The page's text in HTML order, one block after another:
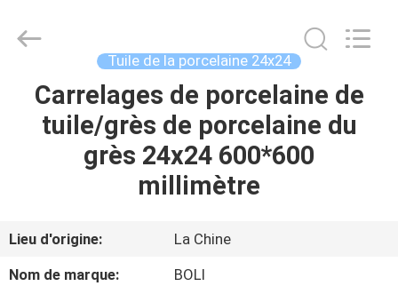
MAISON
VIDÉOS
CERAMICS
Reserved.
Tuile de la porcelaine 24x24
Carrelages de porcelaine de
tuile/grès de porcelaine du
grès 24x24 600*600
millimètre
Lieu d'origine:
La Chine
Nom de marque:
BOLI